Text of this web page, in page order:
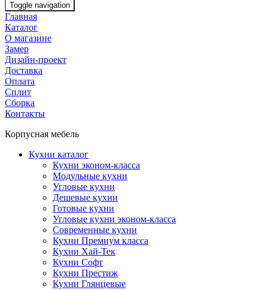
Toggle navigation
Главная
Каталог
О магазине
Замер
Дизайн-проект
Доставка
Оплата
Сплит
Сборка
Контакты
Корпусная мебель
Кухни каталог
Кухни эконом-класса
Модульные кухни
Угловые кухни
Дешевые кухни
Готовые кухни
Угловые кухни эконом-класса
Современные кухни
Кухни Премиум класса
Кухни Хай-Тек
Кухни Софт
Кухни Престиж
Кухни Глянцевые